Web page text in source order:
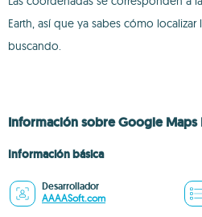
Earth, así que ya sabes cómo
buscando.
Información sobre Google Maps
Información básica
Desarrollador
AAAASoft.com